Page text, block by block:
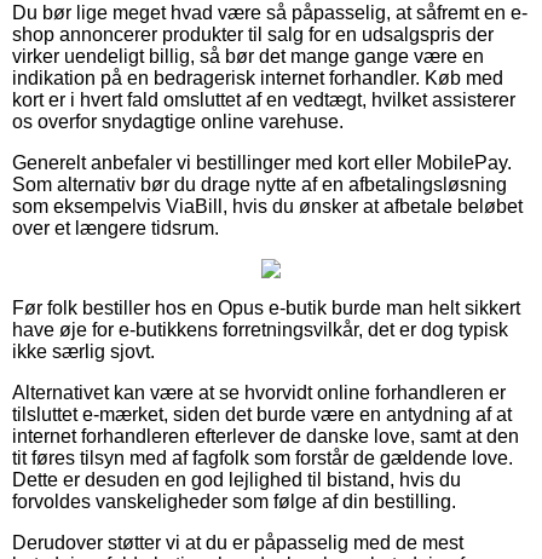
Du bør lige meget hvad være så påpasselig, at såfremt en e-
shop annoncerer produkter til salg for en udsalgspris der
virker uendeligt billig, så bør det mange gange være en
indikation på en bedragerisk internet forhandler. Køb med
kort er i hvert fald omsluttet af en vedtægt, hvilket assisterer
os overfor snydagtige online varehuse.
Generelt anbefaler vi bestillinger med kort eller MobilePay.
Som alternativ bør du drage nytte af en afbetalingsløsning
som eksempelvis ViaBill, hvis du ønsker at afbetale beløbet
over et længere tidsrum.
Før folk bestiller hos en Opus e-butik burde man helt sikkert
have øje for e-butikkens forretningsvilkår, det er dog typisk
ikke særlig sjovt.
Alternativet kan være at se hvorvidt online forhandleren er
tilsluttet e-mærket, siden det burde være en antydning af at
internet forhandleren efterlever de danske love, samt at den
tit føres tilsyn med af fagfolk som forstår de gældende love.
Dette er desuden en god lejlighed til bistand, hvis du
forvoldes vanskeligheder som følge af din bestilling.
Derudover støtter vi at du er påpasselig med de mest